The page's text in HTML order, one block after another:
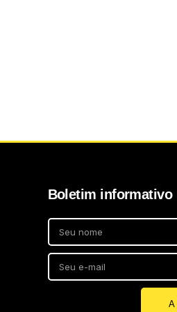
Boletim informativo